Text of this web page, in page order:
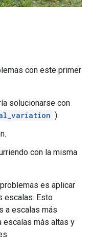
con este primer
solucionarse con
).
con la misma
es aplicar
escalas. Esto
a escalas más
escalas más altas y